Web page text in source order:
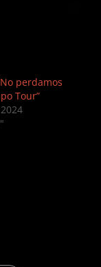
perdamos
Tour”